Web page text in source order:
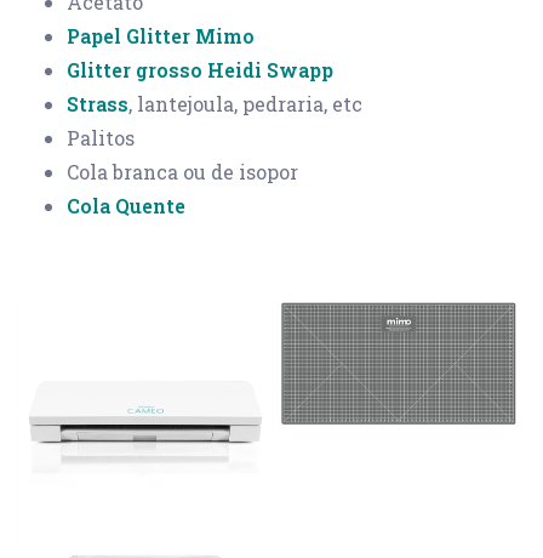
Papel Glitter Mimo
Glitter grosso Heidi Swapp
Strass, lantejoula, pedraria, etc
Palitos
Cola branca ou de isopor
Cola Quente